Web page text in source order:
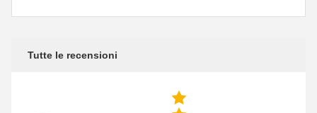
Tutte le recensioni